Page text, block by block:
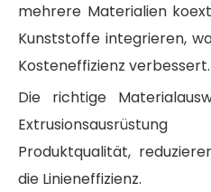
mehrere Materialien
Kunststoffe integrieren,
Kosteneffizienz verbessert.
Die richtige
Produktqualität,
die Linieneffizienz.